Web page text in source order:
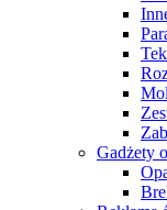
Gadżety